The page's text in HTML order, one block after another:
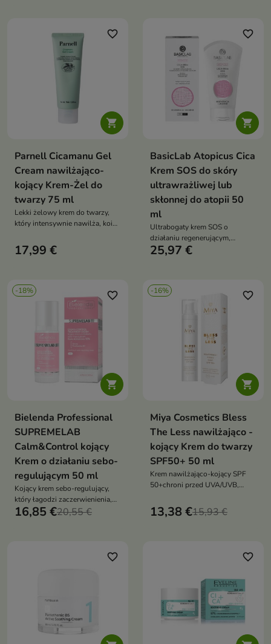

favorite_border
Parnell Cicamanu Gel
Cream nawilżająco-
kojący Krem-Żel do
twarzy 75 ml
Lekki żelowy krem do twarzy,
który intensywnie nawilża, koi
regenerację skóry, pozostawiając
ją miękką i komfortową bez
17,99 €

favorite_border
BasicLab Atopicus Cica
Krem SOS do skóry
ultrawrażliwej lub
skłonnej do atopii 50
ml
Ultrabogaty krem SOS o
działaniu regenerującym,
kojącym i odbudowującym —
przesuszonej i wrażliwej
25,97 €
-18%

favorite_border
Bielenda Professional
SUPREMELAB
Calm&Control kojący
Krem o działaniu sebo-
regulującym 50 ml
Kojący krem sebo-regulujący,
który łagodzi zaczerwienienia,
reguluje sebum, redukuje
16,85 €20,55 €
-16%

favorite_border
Miya Cosmetics Bless
The Less nawilżająco -
kojący Krem do twarzy
SPF50+ 50 ml
Krem nawilżająco-kojący SPF
50+chroni przed UVA/UVB,
fotostarzeniu
13,38 €15,93 €
favorite_border favorite_border